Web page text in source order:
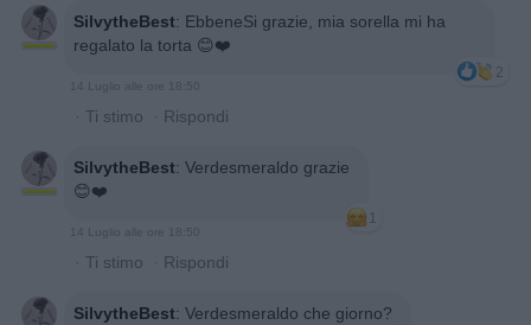
SilvytheBest: EbbeneSi grazie, mia sorella mi ha
regalato la torta 😊❤️
2
· Ti stimo · Rispondi
SilvytheBest: Verdesmeraldo grazie
😊❤️
1
· Ti stimo · Rispondi
SilvytheBest: Verdesmeraldo che giorno?